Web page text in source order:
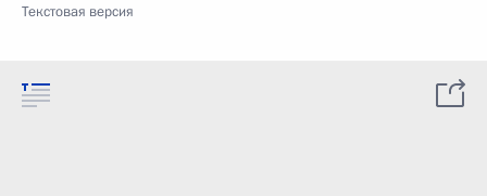
Текстовая версия